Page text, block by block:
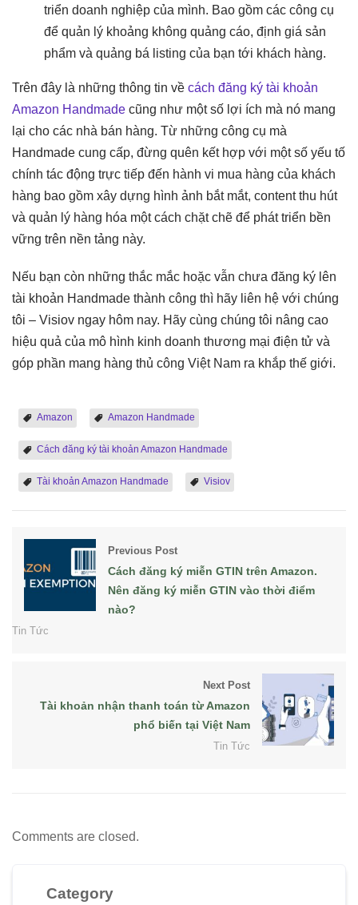
triển doanh nghiệp của mình. Bao gồm các công cụ
để quản lý khoảng không quảng cáo, định giá sản
phẩm và quảng bá listing của bạn tới khách hàng.
Trên đây là những thông tin về cách đăng ký tài khoản
Amazon Handmade cũng như một số lợi ích mà nó mang
lại cho các nhà bán hàng. Từ những công cụ mà
Handmade cung cấp, đừng quên kết hợp với một số yếu tố
chính tác động trực tiếp đến hành vi mua hàng của khách
hàng bao gồm xây dựng hình ảnh bắt mắt, content thu hút
và quản lý hàng hóa một cách chặt chẽ để phát triển bền
vững trên nền tảng này.
Nếu bạn còn những thắc mắc hoặc vẫn chưa đăng ký lên
tài khoản Handmade thành công thì hãy liên hệ với chúng
tôi – Visiov ngay hôm nay. Hãy cùng chúng tôi nâng cao
hiệu quả của mô hình kinh doanh thương mại điện tử và
góp phần mang hàng thủ công Việt Nam ra khắp thế giới.
Amazon Amazon Handmade
Cách đăng ký tài khoản Amazon Handmade
Tài khoản Amazon Handmade Visiov
Previous Post
Cách đăng ký miễn GTIN trên Amazon.
Nên đăng ký miễn GTIN vào thời điểm
nào?
Tin Tức
Next Post
Tài khoản nhận thanh toán từ Amazon
phổ biến tại Việt Nam
Tin Tức
Comments are closed.
Category